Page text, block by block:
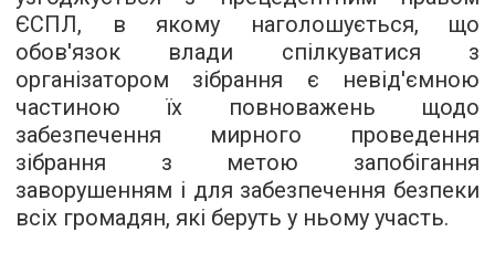
ЄСПЛ, в якому наголошується, що
обов'язок влади спілкуватися з
організатором зібрання є невід'ємною
частиною їх повноважень щодо
забезпечення мирного проведення
зібрання з метою запобігання
заворушенням і для забезпечення безпеки
всіх громадян, які беруть у ньому участь.